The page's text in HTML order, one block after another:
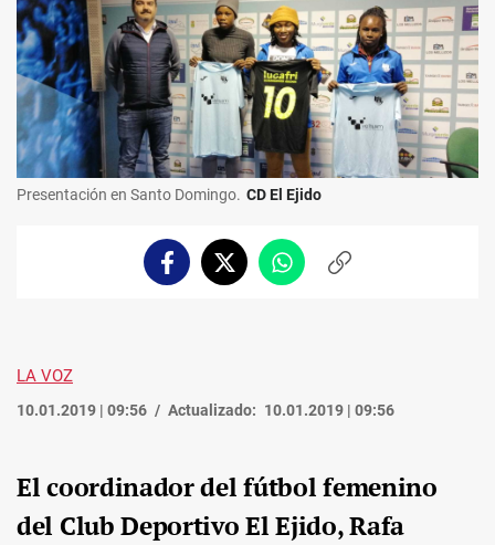
Presentación en Santo Domingo. CD El Ejido
FacebookTwitterWhatsappCopiar
LA VOZ
10.01.2019 | 09:56 Actualizado: 10.01.2019 | 09:56
El coordinador del fútbol femenino
del Club Deportivo El Ejido, Rafa